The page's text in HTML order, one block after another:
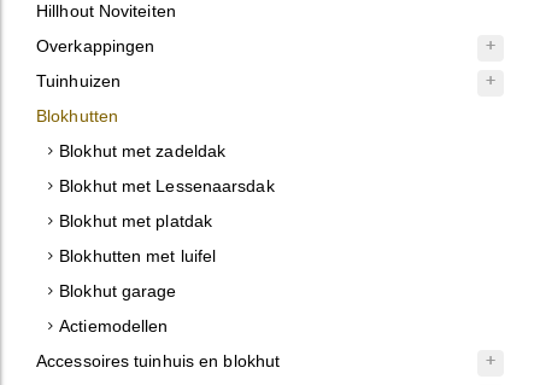
Hillhout Noviteiten
Overkappingen
Tuinhuizen
Blokhutten
Blokhut met zadeldak
Blokhut met Lessenaarsdak
Blokhut met platdak
Blokhutten met luifel
Blokhut garage
Actiemodellen
Accessoires tuinhuis en blokhut